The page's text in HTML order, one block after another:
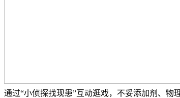
通过“小侦探找现患”互动逛戏，不妥添加剂、物